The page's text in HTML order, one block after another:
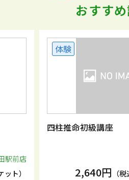
おすす
駅前店
ト）
体験
四柱推命初級講座
2,640円 （